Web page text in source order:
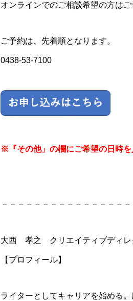
オンラインでのご相談希望の方は
ご予約は、先着順となります。
0438-53-7100
※『その他」の欄にご希望の日時
－－－－－－－－－－－－－－－
大西 孝之 クリエイティブディレ
【プロフィール】
ライターとしてキャリアを始める